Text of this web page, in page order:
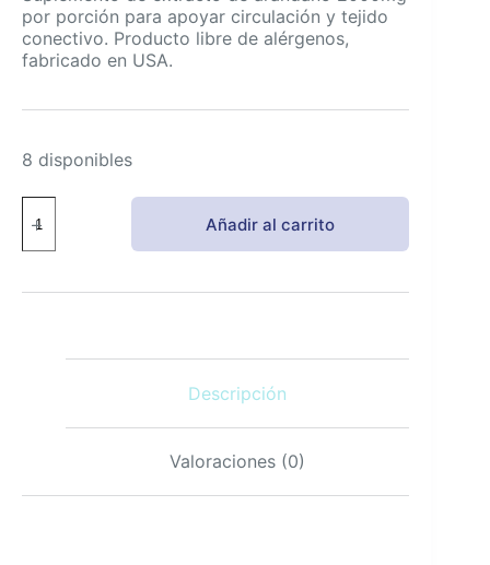
por porción para apoyar circulación y tejido
conectivo. Producto libre de alérgenos,
fabricado en USA.
8 disponibles
Extracto
de
Alta
Añadir al carrito
Descripción
Valoraciones (0)